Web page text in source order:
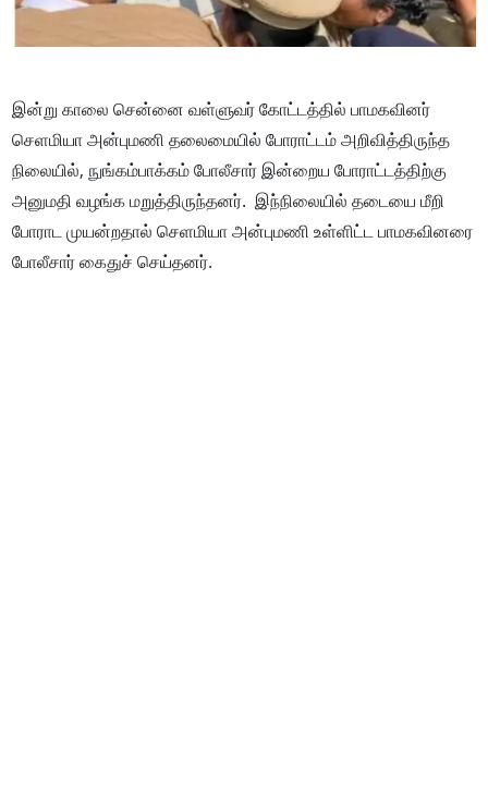
இன்று காலை சென்னை வள்ளுவர் கோட்டத்தில் பாமகவினர்
செளமியா அன்புமணி தலைமையில் போராட்டம் அறிவித்திருந்த
நிலையில், நுங்கம்பாக்கம் போலீசார் இன்றைய போராட்டத்திற்கு
அனுமதி வழங்க மறுத்திருந்தனர். இந்நிலையில் தடையை மீறி
போராட முயன்றதால் செளமியா அன்புமணி உள்ளிட்ட பாமகவினரை
போலீசார் கைதுச் செய்தனர்.